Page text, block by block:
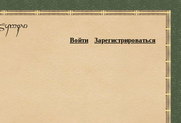
Войти Зарегистрироваться